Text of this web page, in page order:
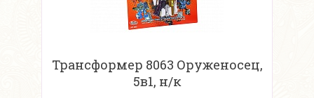
Трансформер 8063 Оруженосец,
5в1, н/к